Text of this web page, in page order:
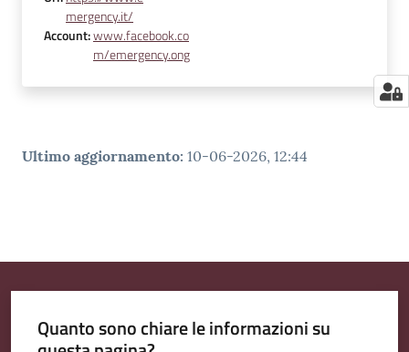
mergency.it/
Account:www.facebook.co
m/emergency.ong
Ultimo aggiornamento: 10-06-2026, 12:44
Quanto sono chiare le informazioni su